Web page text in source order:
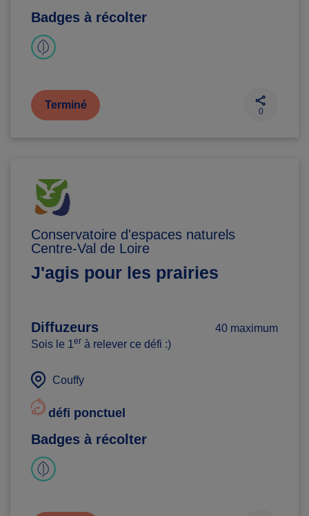
Badges à récolter
Terminé
0
Conservatoire d'espaces naturels
Centre-Val de Loire
J'agis pour les prairies
Diffuzeurs
40 maximum
Sois le 1er à relever ce défi :)
Couffy
défi ponctuel
Badges à récolter